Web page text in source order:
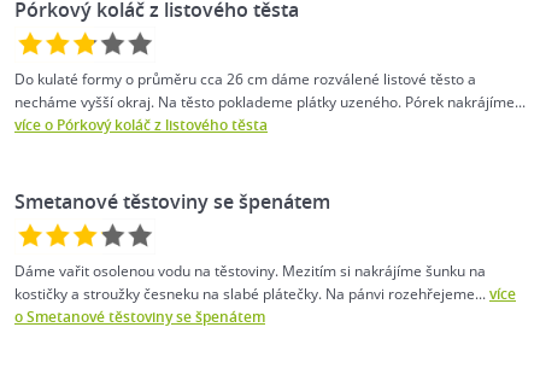
Pórkový koláč z listového těsta
Do kulaté formy o průměru cca 26 cm dáme rozválené listové těsto a
necháme vyšší okraj. Na těsto poklademe plátky uzeného. Pórek nakrájíme...
více o Pórkový koláč z listového těsta
Smetanové těstoviny se špenátem
Dáme vařit osolenou vodu na těstoviny. Mezitím si nakrájíme šunku na
kostičky a stroužky česneku na slabé plátečky. Na pánvi rozehřejeme...více
o Smetanové těstoviny se špenátem